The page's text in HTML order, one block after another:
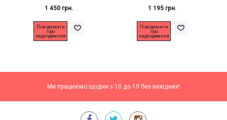
1 450 грн.
Повідомити
про
надходження
1 195 грн.
Повідомити
про
надходження
Ми працюємо щодня з 10 до 19 без вихідних!